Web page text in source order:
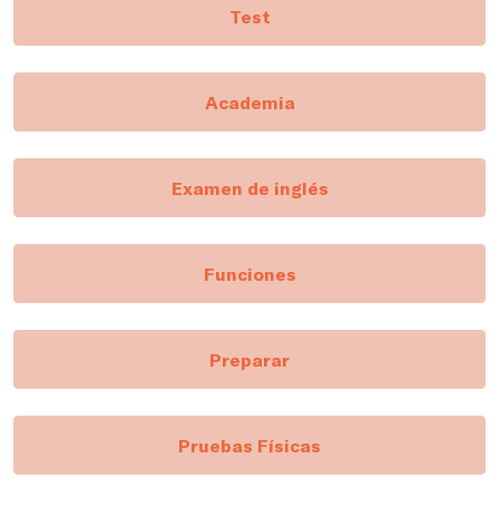
Test
Academia
Examen de inglés
Funciones
Preparar
Pruebas Físicas